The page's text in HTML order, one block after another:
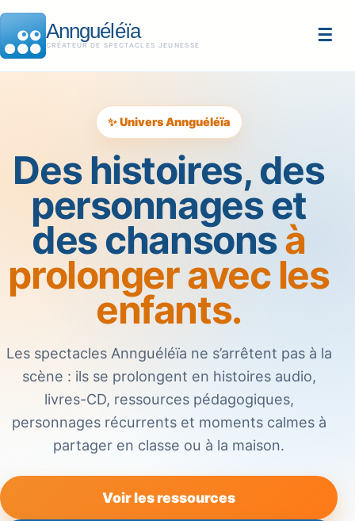
Annguéléïa
CRÉATEUR DE SPECTACLES JEUNESSE ☰
✨ Univers Annguéléïa
Des histoires, des
personnages et
des chansonsà
prolonger avec les
enfants.
Les spectacles Annguéléïa ne s’arrêtent pas à la
scène : ils se prolongent en histoires audio,
livres-CD, ressources pédagogiques,
personnages récurrents et moments calmes à
partager en classe ou à la maison.
Voir les ressources